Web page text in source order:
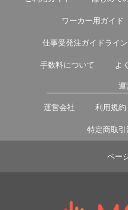
ワーカー用ガイド
仕事受発注ガイドライン
手数料について よ
運
運営会社 利用規約
特定商取
ペー